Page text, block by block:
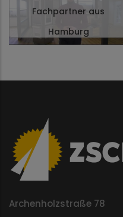
Fachpartner aus
Hamburg
Archenholzstraße 78